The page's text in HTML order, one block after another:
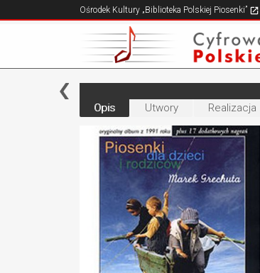
Ośrodek Kultury „Biblioteka Polskiej Piosenki”
Opis Utwory Realizacja